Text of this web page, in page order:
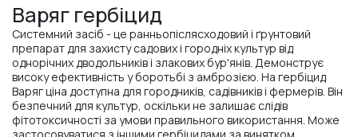
Варяг гербіцид
Системний засіб - це ранньопіслясходовий і ґрунтовий
препарат для захисту садових і городніх культур від
однорічних дводольників і злакових бур'янів. Демонструє
високу ефективність у боротьбі з амброзією. На гербіцид
Варяг ціна доступна для городників, садівників і фермерів. Він
безпечний для культур, оскільки не залишає слідів
фітотоксичності за умови правильного використання. Може